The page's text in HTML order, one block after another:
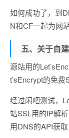
如何成功了，到
N和CF一起为网
五、关于自
源站用的
t’sEncrypt的免费
经过闲吧测试，
站SSL用的IP解
用DNS的API获取